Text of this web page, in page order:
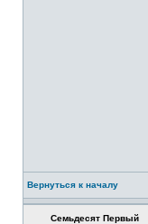
Вернуться к началу
Семьдесят Первый